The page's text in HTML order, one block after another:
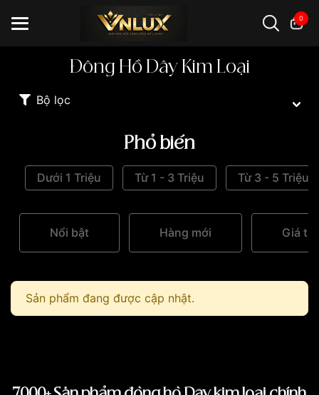
0
Đồng hồ casio
Đông Hồ Dây Kim Loại
Bộ lọc
Phổ biến
Dưới 1 Triệu Từ 1 - 3 Triệu Từ 3 - 5 Triệu
Nổi bật Hàng mới Giá
Sản phẩm đang được cập nhật.